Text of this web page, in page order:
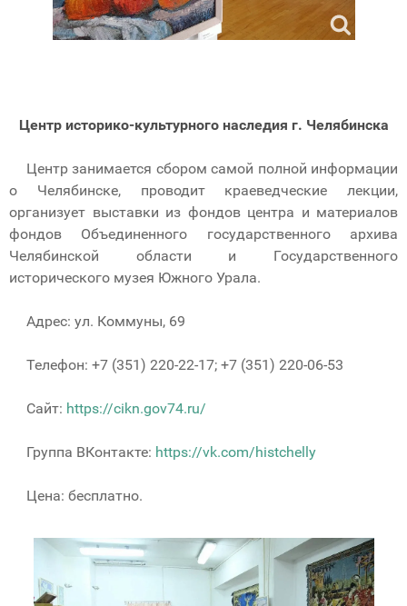
Центр историко-культурного наследия г. Челябинска
Центр занимается сбором самой полной информации
о Челябинске, проводит краеведческие лекции,
организует выставки из фондов центра и материалов
фондов Объединенного государственного архива
Челябинской области и Государственного
исторического музея Южного Урала.
Адрес: ул. Коммуны, 69
Телефон: +7 (351) 220-22-17; +7 (351) 220-06-53
Сайт: https://cikn.gov74.ru/
Группа ВКонтакте: https://vk.com/histchelly
Цена: бесплатно.